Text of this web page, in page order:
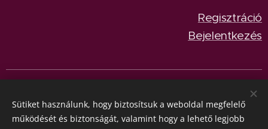
Regisztráció
Bejelentkezés
Nyelvek
Magyar
English
Sütiket használunk, hogy biztosítsuk a weboldal megfelelő
működését és biztonságát, valamint hogy a lehető legjobb